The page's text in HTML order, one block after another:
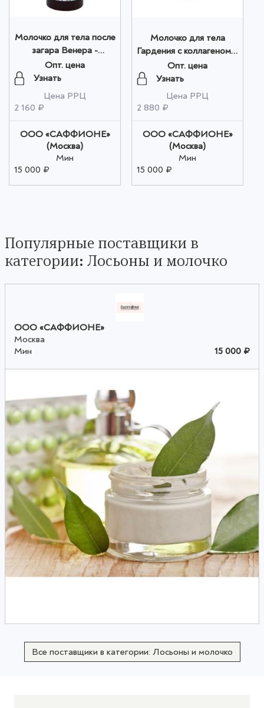
Молочко для тела после
загара Венера -
Nostrum Body Milk
Venus 300 мл оптом
Опт. цена
Узнать
Цена РРЦ
2 160 ₽
ООО «САФФИОНЕ»
(Москва)
Мин
15 000 ₽
Молочко для тела
Гардения с коллагеном и
гиалурновой кислотой -
M-B Body Milk Gardenia
Опт. цена
Узнать
Цена РРЦ
2 880 ₽
ООО «САФФИОНЕ»
(Москва)
Мин
15 000 ₽
Популярные поставщики в
категории: Лосьоны и молочко
ООО «САФФИОНЕ»
Москва
Мин
15 000 ₽
Все поставщики в категории: Лосьоны и молочко